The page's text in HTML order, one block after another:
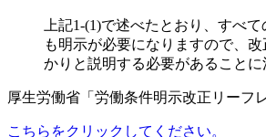
上記1-(1)で述べたとおり、 すべて
も明示が必要になりますので、
かりと説明する必要があることに
厚生労働省「労働条件明示改正リーフ
こちらをクリックしてください。